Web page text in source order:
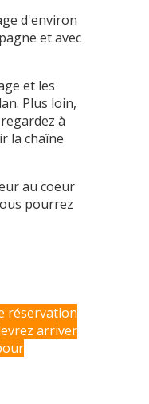
d'environ
et avec
et les
Plus loin,
à
la chaîne
au coeur
pourrez
réservation
arriver